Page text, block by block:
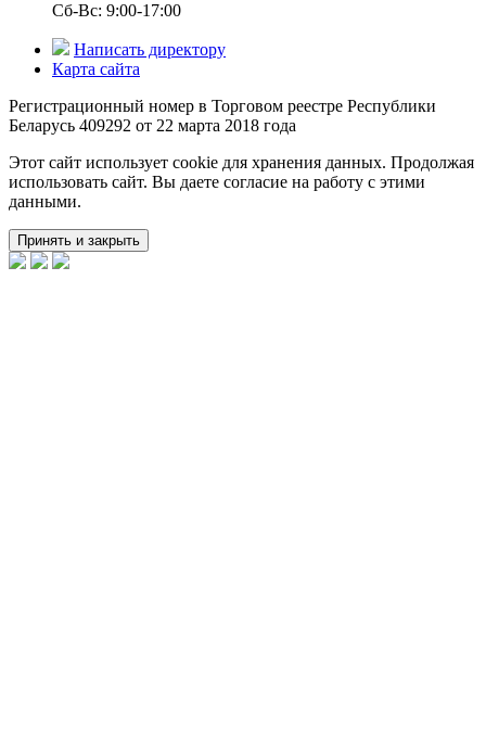
Сб-Вс: 9:00-17:00
Написать директору
Карта сайта
Регистрационный номер в Торговом реестре Республики
Беларусь 409292 от 22 марта 2018 года
Этот сайт использует cookie для хранения данных. Продолжая
использовать сайт. Вы даете согласие на работу с этими
данными.
Принять и закрыть